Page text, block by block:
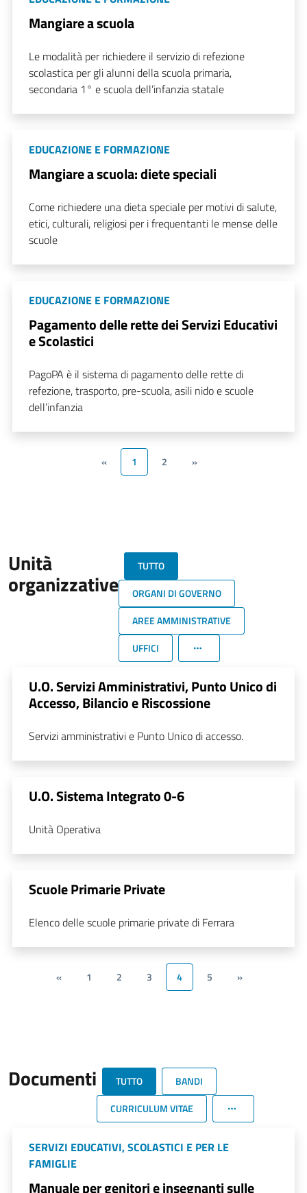
Mangiare a scuola
Le modalità per richiedere il servizio di refezione
scolastica per gli alunni della scuola primaria,
secondaria 1° e scuola dell’infanzia statale
EDUCAZIONE E FORMAZIONE
Mangiare a scuola: diete speciali
Come richiedere una dieta speciale per motivi di salute,
etici, culturali, religiosi per i frequentanti le mense delle
scuole
EDUCAZIONE E FORMAZIONE
Pagamento delle rette dei Servizi Educativi
e Scolastici
PagoPA è il sistema di pagamento delle rette di
refezione, trasporto, pre-scuola, asili nido e scuole
dell’infanzia
« 1 2 »
Unità
organizzative
TUTTO
ORGANI DI GOVERNO
AREE AMMINISTRATIVE
UFFICI
U.O. Servizi Amministrativi, Punto Unico di
Accesso, Bilancio e Riscossione
Servizi amministrativi e Punto Unico di accesso.
U.O. Sistema Integrato 0-6
Unità Operativa
Scuole Primarie Private
Elenco delle scuole primarie private di Ferrara
« 1 2 3 4 5 »
Documenti TUTTO
BANDI
CURRICULUM VITAE
SERVIZI EDUCATIVI, SCOLASTICI E PER LE
FAMIGLIE
Manuale per genitori e insegnanti sulle